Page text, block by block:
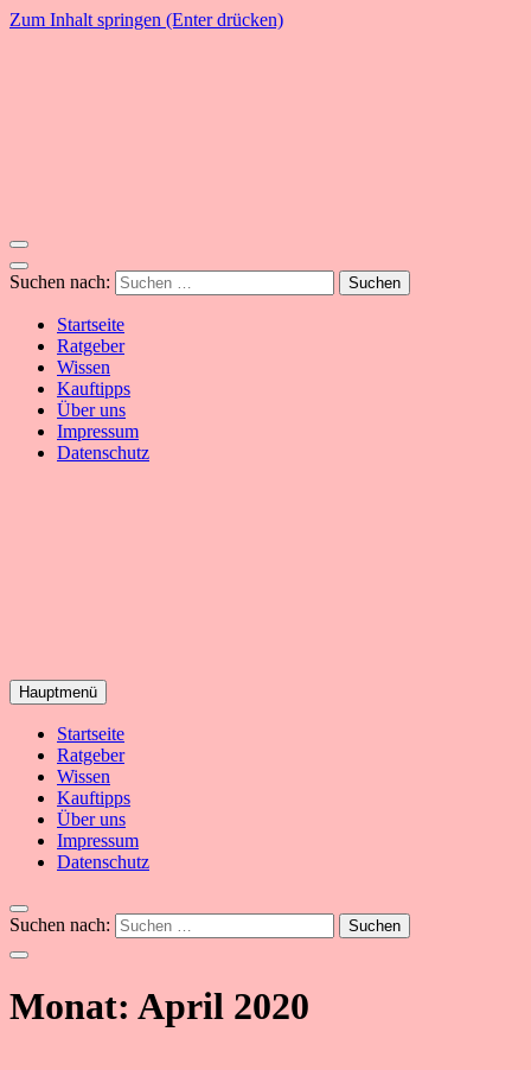
Zum Inhalt springen (Enter drücken)
Suchen nach:
Startseite
Ratgeber
Wissen
Kauftipps
Über uns
Impressum
Datenschutz
YogaSummer
Yoga – Alles dazu!
Hauptmenü
Startseite
Ratgeber
Wissen
Kauftipps
Über uns
Impressum
Datenschutz
Suchen nach:
Monat: April 2020